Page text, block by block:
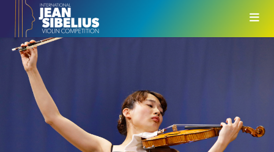
Siirry sisältöön